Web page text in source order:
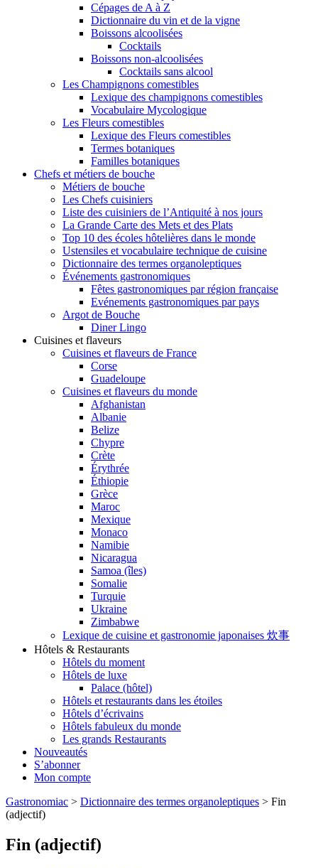
Cépages de A à Z
Dictionnaire du vin et de la vigne
Boissons alcoolisées
Cocktails
Boissons non-alcoolisées
Cocktails sans alcool
Les Champignons comestibles
Lexique des champignons comestibles
Vocabulaire Mycologique
Les Fleurs comestibles
Lexique des Fleurs comestibles
Termes botaniques
Familles botaniques
Chefs et métiers de bouche
Métiers de bouche
Les Chefs cuisiniers
Liste des cuisiniers de l’Antiquité à nos jours
La Grande Carte des Mets et des Plats
Top 10 des écoles hôtelières dans le monde
Ustensiles et vocabulaire technique de cuisine
Dictionnaire des termes organoleptiques
Événements gastronomiques
Fêtes gastronomiques par région française
Evénements gastronomiques par pays
Argot de Bouche
Diner Lingo
Cuisines et flaveurs
Cuisines et flaveurs de France
Corse
Guadeloupe
Cuisines et flaveurs du monde
Afghanistan
Albanie
Belize
Chypre
Crète
Érythrée
Éthiopie
Grèce
Maroc
Mexique
Monaco
Namibie
Nicaragua
Samoa (îles)
Somalie
Turquie
Ukraine
Zimbabwe
Lexique de cuisine et gastronomie japonaises 炊事
Hôtels & Restaurants
Hôtels du moment
Hôtels de luxe
Palace (hôtel)
Hôtels et restaurants dans les étoiles
Hôtels d’écrivains
Hôtels fabuleux du monde
Les grands Restaurants
Nouveautés
S’abonner
Mon compte
Gastronomiac > Dictionnaire des termes organoleptiques > Fin
(adjectif)
Fin (adjectif)